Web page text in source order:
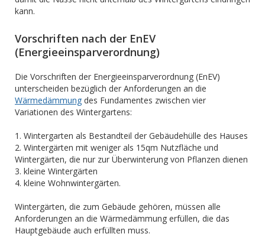
kann.
Vorschriften nach der EnEV
(Energieeinsparverordnung)
Die Vorschriften der Energieeinsparverordnung (EnEV)
unterscheiden bezüglich der Anforderungen an die
Wärmedämmung des Fundamentes zwischen vier
Variationen des Wintergartens:
1. Wintergarten als Bestandteil der Gebäudehülle des Hauses
2. Wintergärten mit weniger als 15qm Nutzfläche und
Wintergärten, die nur zur Überwinterung von Pflanzen dienen
3. kleine Wintergärten
4. kleine Wohnwintergärten.
Wintergärten, die zum Gebäude gehören, müssen alle
Anforderungen an die Wärmedämmung erfüllen, die das
Hauptgebäude auch erfüllten muss.